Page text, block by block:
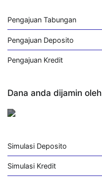
Pengajuan Tabungan
Pengajuan Deposito
Pengajuan Kredit
Dana anda dijamin oleh
Simulasi Deposito
Simulasi Kredit